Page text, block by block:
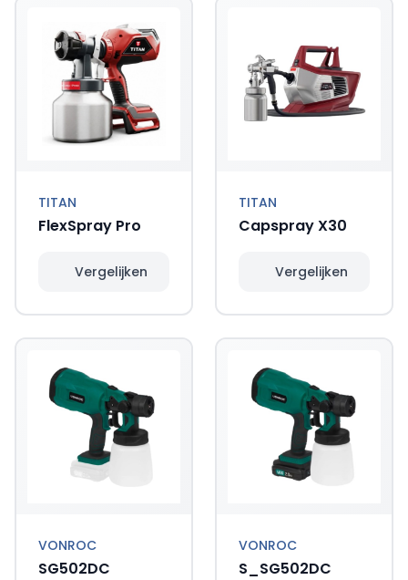
TITAN
FlexSpray Pro
Vergelijken
TITAN
Capspray X30
Vergelijken
VONROC
SG502DC
VONROC
S_SG502DC